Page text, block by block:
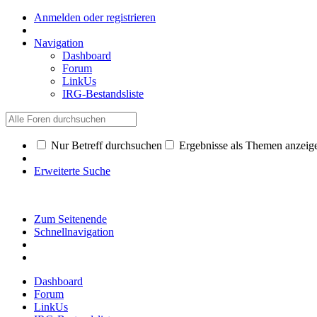
Anmelden oder registrieren
Navigation
Dashboard
Forum
LinkUs
IRG-Bestandsliste
Nur Betreff durchsuchen Ergebnisse als Themen
Erweiterte Suche
Zum Seitenende
Schnellnavigation
Dashboard
Forum
LinkUs